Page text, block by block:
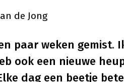
de Jong
paar weken gemist.
ook een nieuwe
dag een beetje